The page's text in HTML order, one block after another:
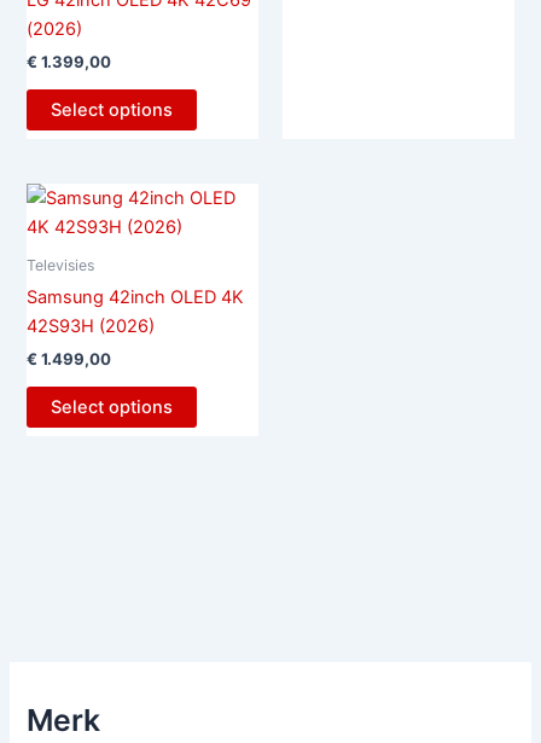
(2026)
€ 1.399,00
Select options
Televisies
Samsung 42inch OLED 4K
42S93H (2026)
€ 1.499,00
Select options
Merk